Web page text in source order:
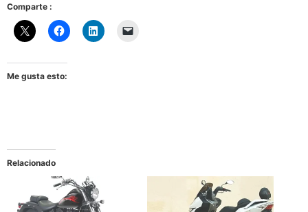
Comparte :
Me gusta esto:
Relacionado